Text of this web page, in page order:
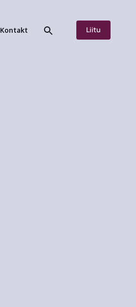
Kontakt Liitu